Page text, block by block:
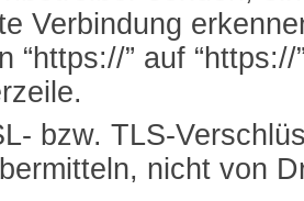
Verbindung
“https://” auf
bzw. TLS-
nicht von